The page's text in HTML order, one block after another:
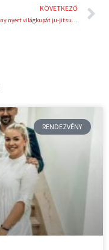
KÖVETKEZŐ
Magyar lány nyert világkupát ju-jitsuban
RENDEZVÉNY